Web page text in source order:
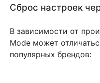
Сброс настроек
В зависимости от
Mode может
популярных брендов: